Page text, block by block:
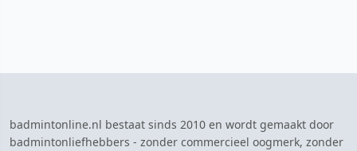
badmintonline.nl bestaat sinds 2010 en wordt gemaakt door
badmintonliefhebbers - zonder commercieel oogmerk, zonder